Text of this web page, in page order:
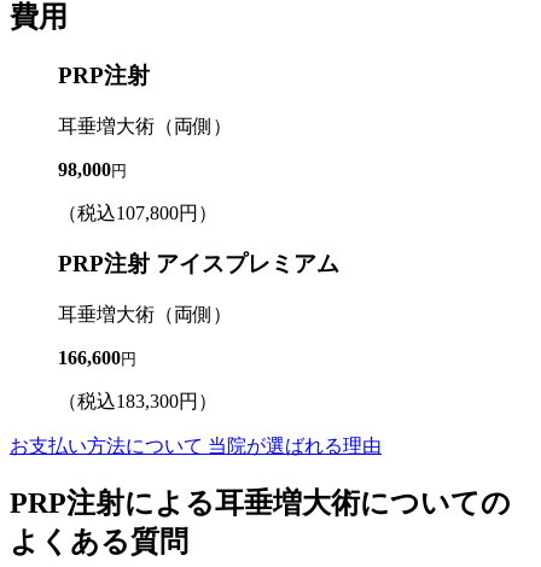
費用
PRP注射
耳垂増大術（両側）
98,000円
（税込107,800円）
PRP注射 アイスプレミアム
耳垂増大術（両側）
166,600円
（税込183,300円）
お支払い方法について 当院が選ばれる理由
PRP注射による耳垂増大術についての
よくある質問